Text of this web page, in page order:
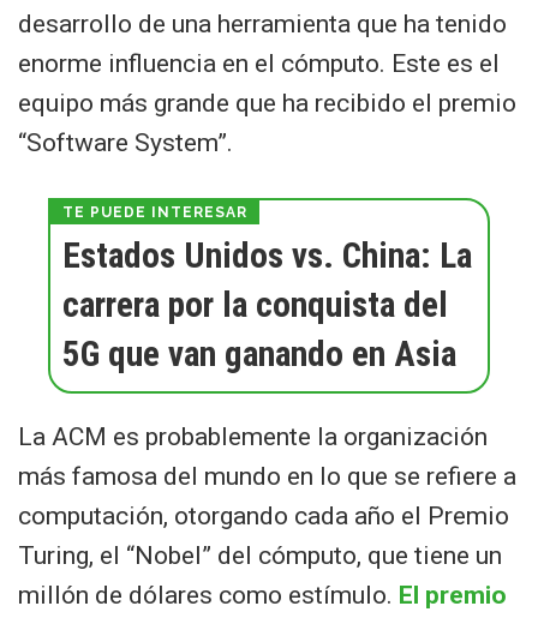
desarrollo de una herramienta que ha tenido
enorme influencia en el cómputo. Este es el
equipo más grande que ha recibido el premio
“Software System”.
Estados Unidos vs. China: La
carrera por la conquista del
5G que van ganando en Asia
La ACM es probablemente la organización
más famosa del mundo en lo que se refiere a
computación, otorgando cada año el Premio
Turing, el “Nobel” del cómputo, que tiene un
millón de dólares como estímulo. El premio